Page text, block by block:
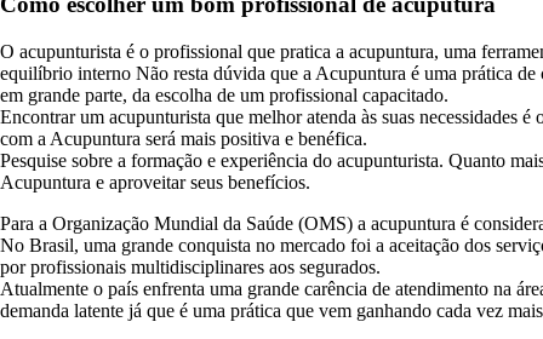
O acupunturista é o profissional que pratica a acupuntura, uma
equilíbrio interno Não resta dúvida que a Acupuntura é uma prática de
em grande parte, da escolha de um profissional capacitado.
Encontrar um acupunturista que melhor atenda às suas necessidades
com a Acupuntura será mais positiva e benéfica.
Pesquise sobre a formação e experiência do acupunturista. Quanto
Acupuntura e aproveitar seus benefícios.
Para a Organização Mundial da Saúde (OMS) a acupuntura é
No Brasil, uma grande conquista no mercado foi a aceitação dos
por profissionais multidisciplinares aos segurados.
Atualmente o país enfrenta uma grande carência de atendimento na
demanda latente já que é uma prática que vem ganhando cada vez